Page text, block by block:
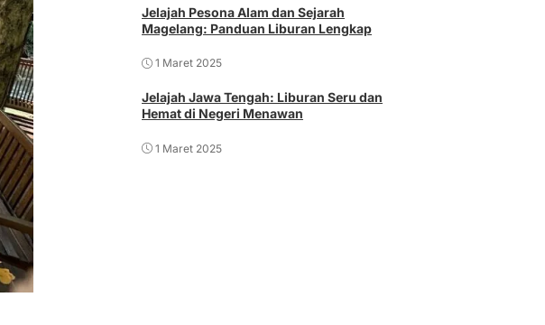
Jelajah Pesona Alam dan Sejarah
Magelang: Panduan Liburan Lengkap
1 Maret 2025
Jelajah Jawa Tengah: Liburan Seru dan
Hemat di Negeri Menawan
1 Maret 2025